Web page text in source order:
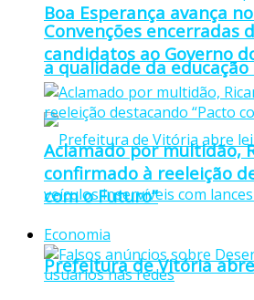
Boa Esperança avança
a qualidade da
Prefeitura de Vitória
Convenções encerradas
candidatos ao Governo
Aclamado por multidão,
confirmado à reeleição
com o Futuro”
Economia